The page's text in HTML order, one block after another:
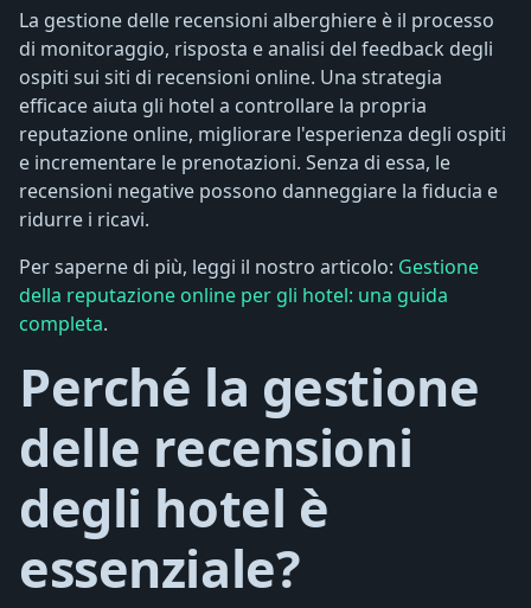
La gestione delle recensioni alberghiere è il processo
di monitoraggio, risposta e analisi del feedback degli
ospiti sui siti di recensioni online. Una strategia
efficace aiuta gli hotel a controllare la propria
reputazione online, migliorare l'esperienza degli ospiti
e incrementare le prenotazioni. Senza di essa, le
recensioni negative possono danneggiare la fiducia e
ridurre i ricavi.
Per saperne di più, leggi il nostro articolo: Gestione
della reputazione online per gli hotel: una guida
completa.
Perché la gestione
delle recensioni
degli hotel è
essenziale?